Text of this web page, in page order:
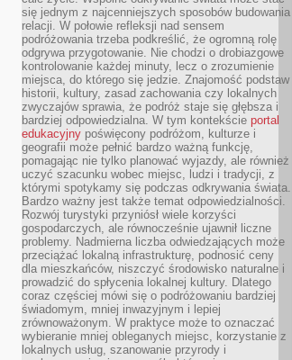
się jednym z najcenniejszych sposobów budowania
relacji. W połowie refleksji nad sensem
podróżowania trzeba podkreślić, że ogromną rolę
odgrywa przygotowanie. Nie chodzi o drobiazgowe
kontrolowanie każdej minuty, lecz o zrozumienie
miejsca, do którego się jedzie. Znajomość podstaw
historii, kultury, zasad zachowania czy lokalnych
zwyczajów sprawia, że podróż staje się głębsza i
bardziej odpowiedzialna. W tym kontekście portal
edukacyjny poświęcony podróżom, kulturze i
geografii może pełnić bardzo ważną funkcję,
pomagając nie tylko planować wyjazdy, ale również
uczyć szacunku wobec miejsc, ludzi i tradycji, z
którymi spotykamy się podczas odkrywania świata.
Bardzo ważny jest także temat odpowiedzialności.
Rozwój turystyki przyniósł wiele korzyści
gospodarczych, ale równocześnie ujawnił liczne
problemy. Nadmierna liczba odwiedzających może
przeciążać lokalną infrastrukturę, podnosić ceny
dla mieszkańców, niszczyć środowisko naturalne i
prowadzić do spłycenia lokalnej kultury. Dlatego
coraz częściej mówi się o podróżowaniu bardziej
świadomym, mniej inwazyjnym i lepiej
zrównoważonym. W praktyce może to oznaczać
wybieranie mniej obleganych miejsc, korzystanie z
lokalnych usług, szanowanie przyrody i